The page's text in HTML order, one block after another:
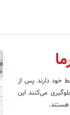
خود دارند پس از
می‌کنند این
هستند.